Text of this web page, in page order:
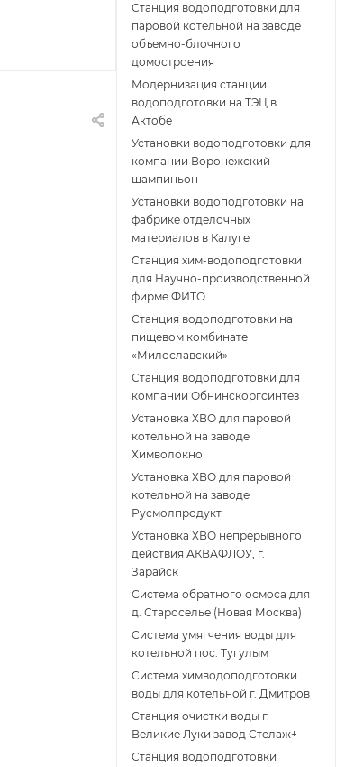
Станция водоподготовки для
паровой котельной на заводе
объемно-блочного
домостроения
Модернизация станции
водоподготовки на ТЭЦ в
Актобе
Установки водоподготовки для
компании Воронежский
шампиньон
Установки водоподготовки на
фабрике отделочных
материалов в Калуге
Станция хим-водоподготовки
для Научно-производственной
фирме ФИТО
Станция водоподготовки на
пищевом комбинате
«Милославский»
Станция водоподготовки для
компании Обнинскоргсинтез
Установка ХВО для паровой
котельной на заводе
Химволокно
Установка ХВО для паровой
котельной на заводе
Русмолпродукт
Установка ХВО непрерывного
действия АКВАФЛОУ, г.
Зарайск
Система обратного осмоса для
д. Староселье (Новая Москва)
Система умягчения воды для
котельной пос. Тугулым
Система химводоподготовки
воды для котельной г. Дмитров
Станция очистки воды г.
Великие Луки завод Стелаж+
Станция водоподготовки